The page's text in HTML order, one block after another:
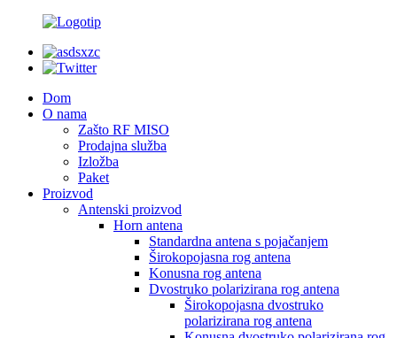
Dom
O nama
Zašto RF MISO
Prodajna služba
Izložba
Paket
Proizvod
Antenski proizvod
Horn antena
Standardna antena s pojačanjem
Širokopojasna rog antena
Konusna rog antena
Dvostruko polarizirana rog antena
Širokopojasna dvostruko
polarizirana rog antena